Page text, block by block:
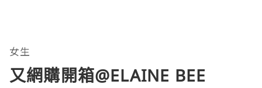
女生
又網購開箱@ELAINE BEE